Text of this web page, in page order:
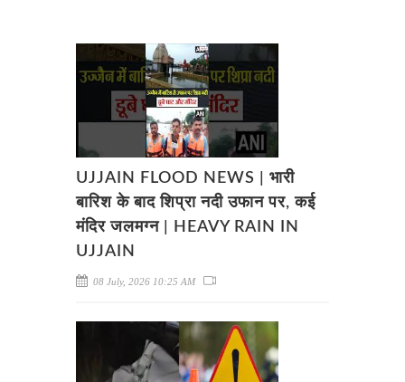
UJJAIN FLOOD NEWS | भारी
बारिश के बाद शिप्रा नदी उफान पर, कई
मंदिर जलमग्न | HEAVY RAIN IN
UJJAIN
08 July, 2026 10:25 AM